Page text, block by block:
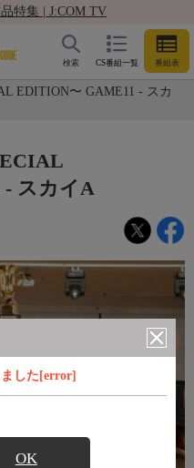
特集 | J:COM TV
CS番組一覧 番組表
検索
EDITION〜 GAME11 - スカ
した[error]
OK
スカイA